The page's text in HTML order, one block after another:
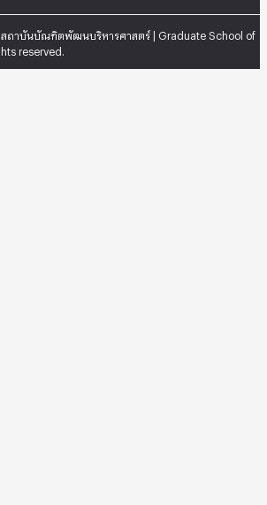
ถาบันบัณฑิตพัฒนบริหารศาสตร์ | Graduate School of
reserved.